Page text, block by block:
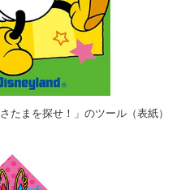
たまを探せ！」のツール（表紙）